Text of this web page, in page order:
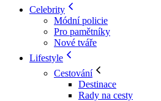
Celebrity
Módní policie
Pro pamětníky
Nové tváře
Lifestyle
Cestování
Destinace
Rady na cesty